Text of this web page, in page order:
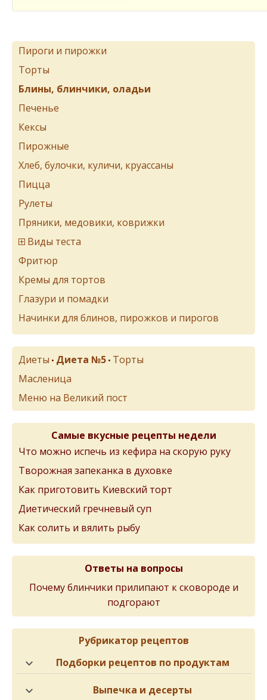
Пироги и пирожки
Торты
Блины, блинчики, оладьи
Печенье
Кексы
Пирожные
Хлеб, булочки, куличи, круассаны
Пицца
Рулеты
Пряники, медовики, коврижки
Виды теста
Фритюр
Кремы для тортов
Глазури и помадки
Начинки для блинов, пирожков и пирогов
Диеты • Диета №5 • Торты
Масленица
Меню на Великий пост
Самые вкусные рецепты недели
Что можно испечь из кефира на скорую руку
Творожная запеканка в духовке
Как приготовить Киевский торт
Диетический гречневый суп
Как солить и вялить рыбу
Ответы на вопросы
Почему блинчики прилипают к сковороде и
подгорают
Рубрикатор рецептов
Подборки рецептов по продуктам
Выпечка и десерты